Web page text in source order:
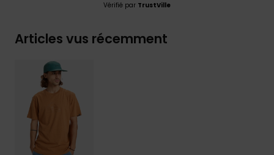
Vérifié par TrustVille
Articles vus récemment